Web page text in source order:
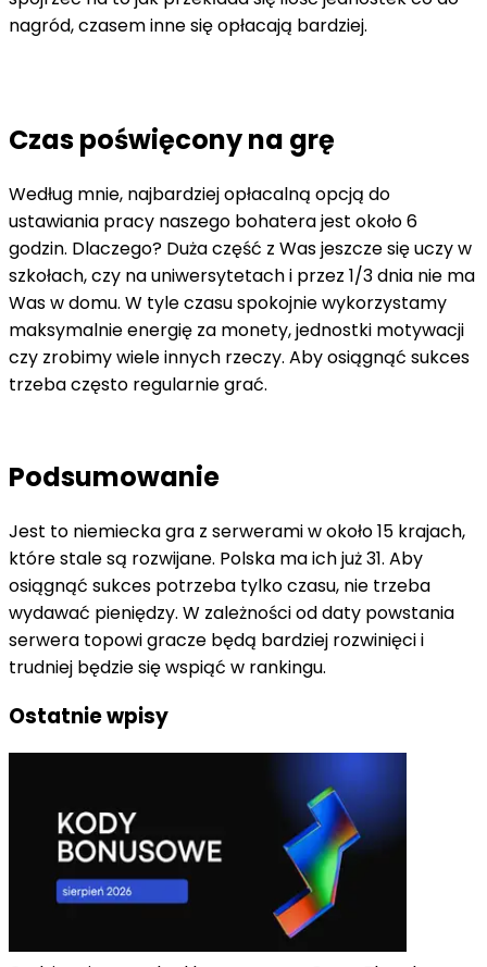
nagród, czasem inne się opłacają bardziej.
Czas poświęcony na grę
Według mnie, najbardziej opłacalną opcją do
ustawiania pracy naszego bohatera jest około 6
godzin. Dlaczego? Duża część z Was jeszcze się uczy w
szkołach, czy na uniwersytetach i przez 1/3 dnia nie ma
Was w domu. W tyle czasu spokojnie wykorzystamy
maksymalnie energię za monety, jednostki motywacji
czy zrobimy wiele innych rzeczy. Aby osiągnąć sukces
trzeba często regularnie grać.
Podsumowanie
Jest to niemiecka gra z serwerami w około 15 krajach,
które stale są rozwijane. Polska ma ich już 31. Aby
osiągnąć sukces potrzeba tylko czasu, nie trzeba
wydawać pieniędzy. W zależności od daty powstania
serwera topowi gracze będą bardziej rozwinięci i
trudniej będzie się wspiąć w rankingu.
Ostatnie wpisy